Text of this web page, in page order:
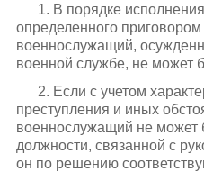
1. В порядке
определенного приговором
военнослужащий,
военной службе, не может
2. Если с учетом
преступления и иных
военнослужащий не может
должности, связанной с
он по решению